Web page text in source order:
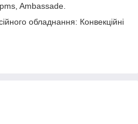
Ambassade.
обладнання: Конвекційні